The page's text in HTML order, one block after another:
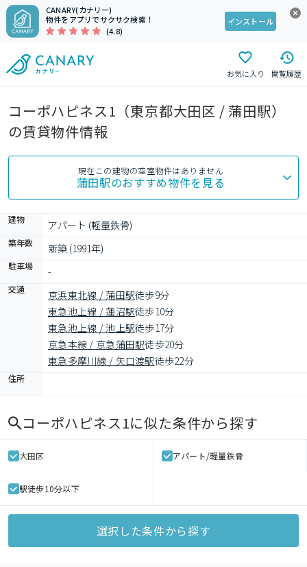
CANARY(カナリー)
物件をアプリでサクサク検索！
(4.8)
インストール
お気に入り 閲覧履歴
コーポハピネス1（東京都大田区 / 蒲田駅）
の賃貸物件情報
現在この建物の空室物件はありません
蒲田駅のおすすめ物件を見る
建物 アパート (軽量鉄骨)
築年数 新築 (1991年)
駐車場 -
交通 京浜東北線 / 蒲田駅徒歩9分
東急池上線 / 蓮沼駅徒歩10分
東急池上線 / 池上駅徒歩17分
京急本線 / 京急蒲田駅徒歩20分
東急多摩川線 / 矢口渡駅徒歩22分
住所
コーポハピネス1に似た条件から探す
大田区 アパート/軽量鉄骨
駅徒歩10分以下
選択した条件から探す